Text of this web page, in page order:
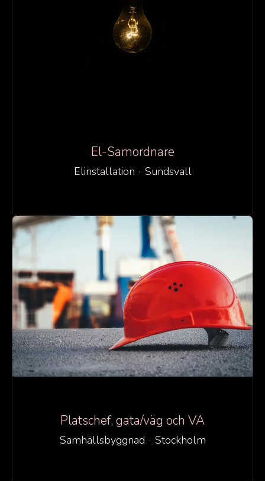
El-Samordnare
Elinstallation · Sundsvall
Platschef, gata/väg och VA
Samhällsbyggnad · Stockholm